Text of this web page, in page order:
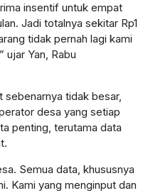
insentif untuk empat
Jadi totalnya sekitar Rp1
tidak pernah lagi kami
ujar Yan, Rabu
sebenarnya tidak besar,
desa yang setiap
penting, terutama data
Semua data, khususnya
Kami yang menginput dan